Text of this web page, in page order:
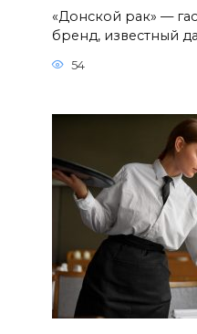
«Донской рак» —
бренд, известный
54